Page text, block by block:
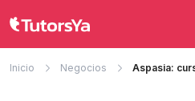
Inicio Negocios Aspasia: curso de